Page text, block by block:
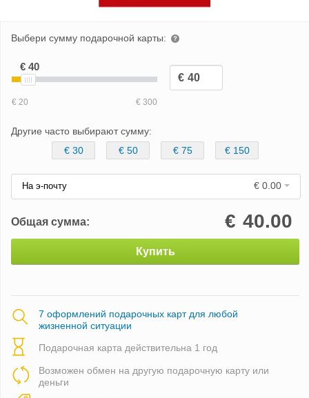
Выбери сумму подарочной карты:
Другие часто выбирают сумму:
€ 30
€ 50 € 75 € 150
На э-почту € 0.00
Общая сумма: 40.00
€
Купить
7 оформлений подарочных карт для любой
жизненной ситуации
Подарочная карта действительна 1 год
Возможен обмен на другую подарочную карту или
деньги